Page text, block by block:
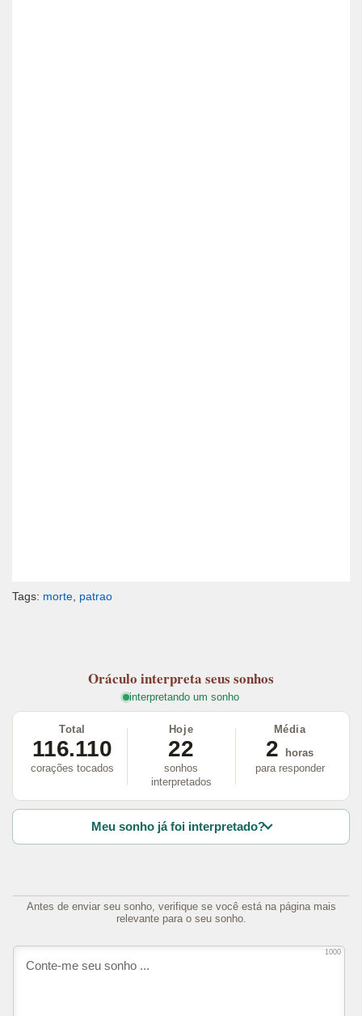
Tags: morte patrao
Oráculo interpreta seus sonhos
interpretando um sonho
Total
116.110
corações tocados
Hoje
22
sonhos
interpretados
Média
2
horas
para responder
Meu sonho já foi interpretado?
Antes de enviar seu sonho, verifique se você está na página mais
relevante para o seu sonho.
1000